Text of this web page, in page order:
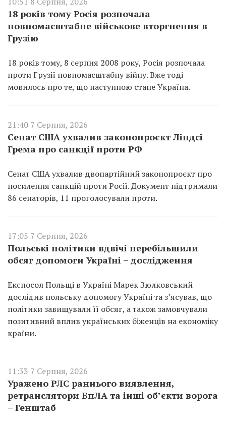
18 років тому Росія розпочала
повномасштабне військове вторгнення в
Грузію
18 років тому, 8 серпня 2008 року, Росія розпочала
проти Грузії повномасштабну війну. Вже тоді
мовилось про те, що наступною стане Україна.
21:40 7 Серпня, 2026
Сенат США ухвалив законопроєкт Ліндсі
Грема про санкції проти РФ
Сенат США ухвалив двопартійний законопроєкт про
посилення санкцій проти Росії. Документ підтримали
86 сенаторів, 11 проголосували проти.
17:05 7 Серпня, 2026
Польські політики вдвічі перебільшили
обсяг допомоги Україні – дослідження
Експосол Польщі в Україні Марек Зюлковський
дослідив польську допомогу Україні та з’ясував, що
політики завищували її обсяг, а також замовчували
позитивний вплив українських біженців на економіку
країни.
11:33 7 Серпня, 2026
Уражено РЛС раннього виявлення,
ретранслятори БпЛА та інші об’єкти ворога
– Генштаб